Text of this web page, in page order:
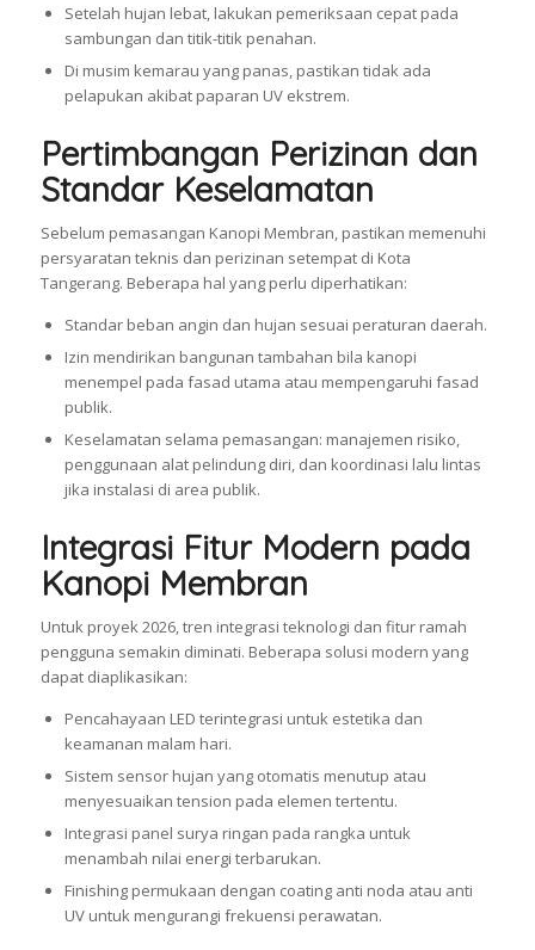
Setelah hujan lebat, lakukan pemeriksaan cepat pada
sambungan dan titik-titik penahan.
Di musim kemarau yang panas, pastikan tidak ada
pelapukan akibat paparan UV ekstrem.
Pertimbangan Perizinan dan
Standar Keselamatan
Sebelum pemasangan Kanopi Membran, pastikan memenuhi
persyaratan teknis dan perizinan setempat di Kota
Tangerang. Beberapa hal yang perlu diperhatikan:
Standar beban angin dan hujan sesuai peraturan daerah.
Izin mendirikan bangunan tambahan bila kanopi
menempel pada fasad utama atau mempengaruhi fasad
publik.
Keselamatan selama pemasangan: manajemen risiko,
penggunaan alat pelindung diri, dan koordinasi lalu lintas
jika instalasi di area publik.
Integrasi Fitur Modern pada
Kanopi Membran
Untuk proyek 2026, tren integrasi teknologi dan fitur ramah
pengguna semakin diminati. Beberapa solusi modern yang
dapat diaplikasikan:
Pencahayaan LED terintegrasi untuk estetika dan
keamanan malam hari.
Sistem sensor hujan yang otomatis menutup atau
menyesuaikan tension pada elemen tertentu.
Integrasi panel surya ringan pada rangka untuk
menambah nilai energi terbarukan.
Finishing permukaan dengan coating anti noda atau anti
UV untuk mengurangi frekuensi perawatan.